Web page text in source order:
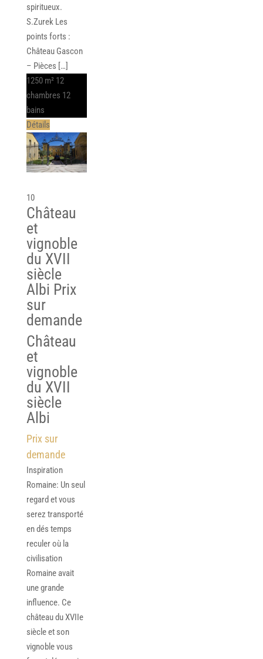
spiritueux.
S.Zurek Les
points forts :
Château Gascon
– Pièces […]
1250 m² 12
chambres 12
bains
Détails
10
Château
et
vignoble
du XVII
siècle
Albi Prix
sur
demande
Château
et
vignoble
du XVII
siècle
Albi
Prix sur
demande
Inspiration
Romaine: Un seul
regard et vous
serez transporté
en dés temps
reculer où la
civilisation
Romaine avait
une grande
influence. Ce
château du XVIIe
siècle et son
vignoble vous